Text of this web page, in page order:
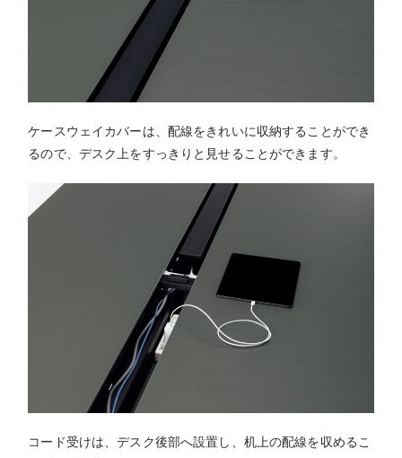
ケースウェイカバーは、配線をきれいに収納することができ
るので、デスク上をすっきりと見せることができます。
コード受けは、デスク後部へ設置し、机上の配線を収めるこ